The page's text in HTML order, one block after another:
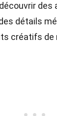
des
détails
créatifs de